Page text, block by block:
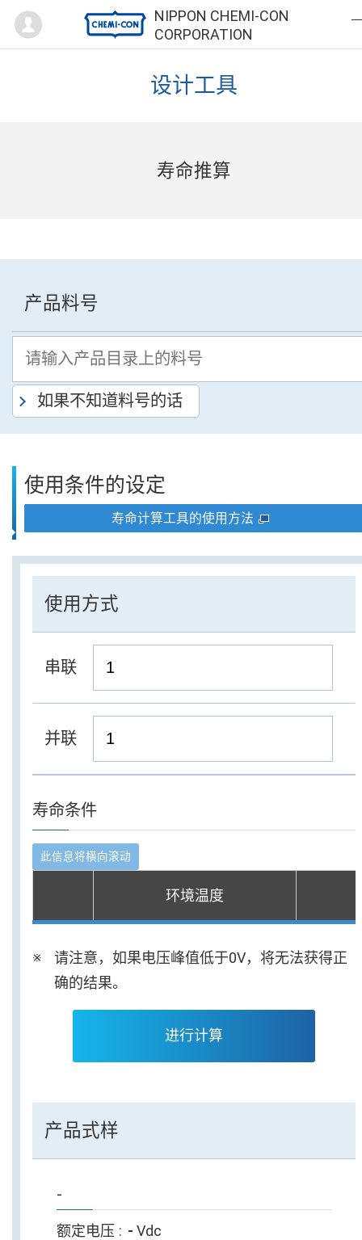
NIPPON CHEMI-CON
CORPORATION
Mypage
设计工具
寿命推算
产品料号
如果不知道料号的话
使用条件的设定
寿命计算工具的使用方法
使用方式
串联
并联
寿命条件
环境温度
请注意，如果电压峰值低于0V，将无法获得正
确的结果。
进行计算
产品式样
-
额定电压 - Vdc